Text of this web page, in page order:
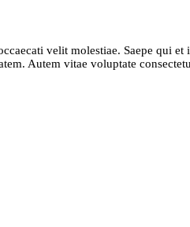
velit molestiae. Saepe qui et
Autem vitae voluptate